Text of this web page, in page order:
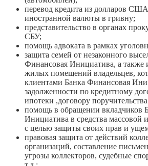
перевод кредита из долларов
иностранной валюты в гривну;
представительство в органах
СБУ;
помощь адвоката в рамках
защита семей от незаконного
Финансовая Инициатива, а также
жилых помещений владельцев,
клиентами Банка Финансовая
задолженности по кредитному
ипотеки ,договору
помощь в обращении вкладчиков
Инициатива в средства массовой
с целью защиты своих прав и
правовая защита от действий
организаций, составление
угрозы коллекторов, судебные